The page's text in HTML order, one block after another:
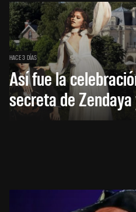
HACE 3 DÍAS
Así fue la
secreta de